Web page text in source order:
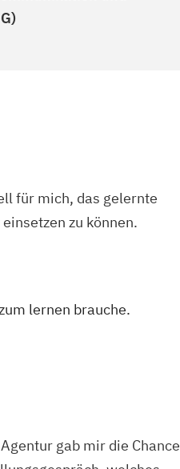
für mich, das gelernte
zu können.
lernen brauche.
gab mir die Chance